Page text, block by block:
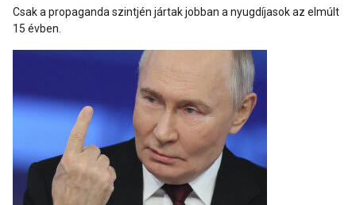
Csak a propaganda szintjén jártak jobban a nyugdíjasok az elmúlt
15 évben.